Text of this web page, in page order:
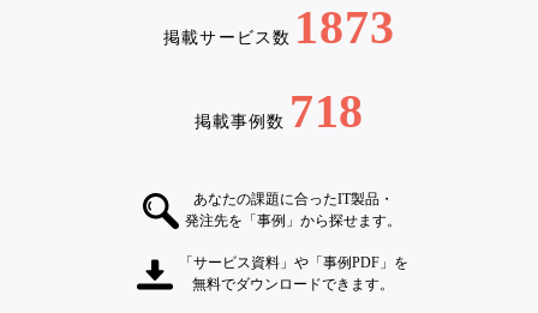
掲載サービス数 1873
掲載事例数 718
あなたの課題に合ったIT製品・
発注先を「事例」から探せます。
「サービス資料」や「事例PDF」を
無料でダウンロードできます。